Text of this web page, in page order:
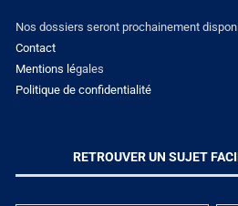
Nos dossiers seront prochainement
Contact
Mentions légales
Politique de confidentialité
RETROUVER UN SUJET